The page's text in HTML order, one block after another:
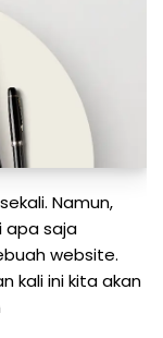
Namun,
apa saja
website.
kali ini kita akan